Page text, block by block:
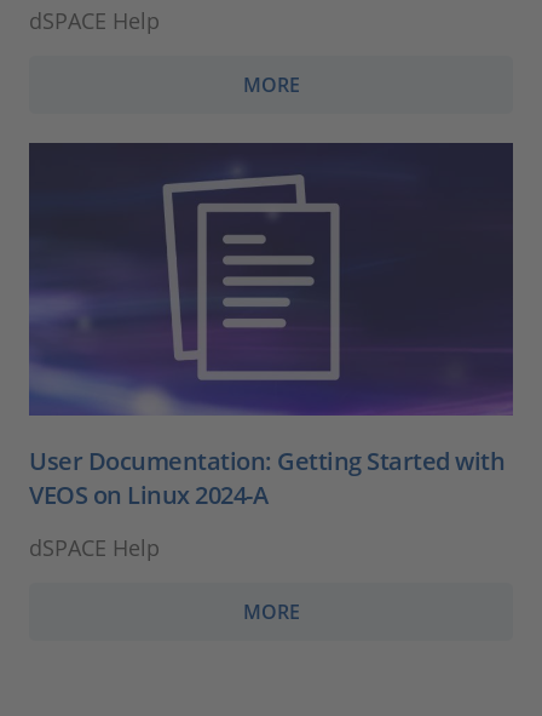
dSPACE Help
MORE
User Documentation: Getting Started with
VEOS on Linux 2024-A
dSPACE Help
MORE